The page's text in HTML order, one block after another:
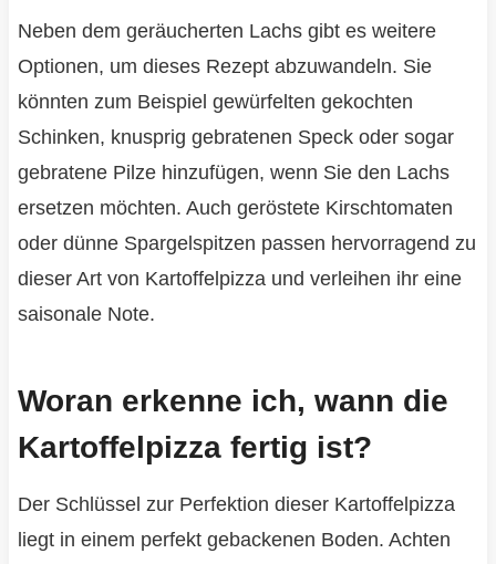
Neben dem geräucherten Lachs gibt es weitere
Optionen, um dieses Rezept abzuwandeln. Sie
könnten zum Beispiel gewürfelten gekochten
Schinken, knusprig gebratenen Speck oder sogar
gebratene Pilze hinzufügen, wenn Sie den Lachs
ersetzen möchten. Auch geröstete Kirschtomaten
oder dünne Spargelspitzen passen hervorragend zu
dieser Art von Kartoffelpizza und verleihen ihr eine
saisonale Note.
Woran erkenne ich, wann die
Kartoffelpizza fertig ist?
Der Schlüssel zur Perfektion dieser Kartoffelpizza
liegt in einem perfekt gebackenen Boden. Achten